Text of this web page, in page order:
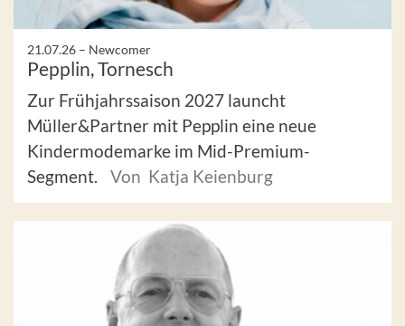
21.07.26 – Newcomer
Pepplin, Tornesch
Zur Frühjahrssaison 2027 launcht
Müller&Partner mit Pepplin eine neue
Kindermodemarke im Mid-Premium-
Segment.
Von Katja Keienburg